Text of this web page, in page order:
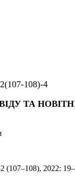
108)-4
ТА
(107–108), 2022: